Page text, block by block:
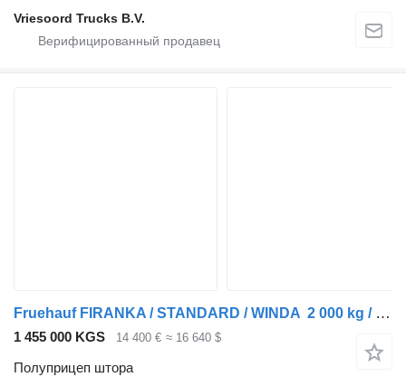
Vriesoord Trucks B.V.
Fruehauf FIRANKA / STANDARD / WINDA 2 000 kg / MOCNA PODŁOGA SZYNA DESKA
1 455 000 KGS 14 400 € ≈ 16 640 $
Полуприцеп штора